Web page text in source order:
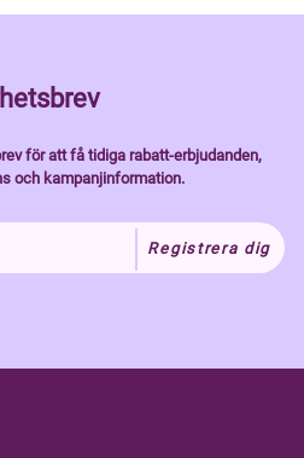
för att få tidiga rabatt-erbjudanden,
och kampanjinformation.
Registrera dig